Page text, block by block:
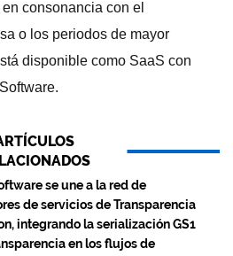
consonancia con el
o los periodos de mayor
disponible como SaaS con
se une a la red de
de servicios de Transparencia
integrando la serialización GS1
en los flujos de